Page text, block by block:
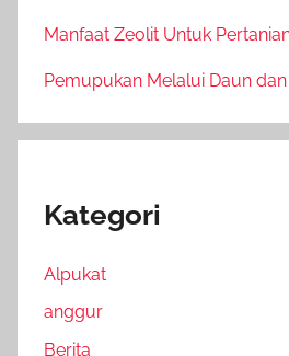
Manfaat Zeolit Untuk
Pemupukan Melalui Daun
Kategori
Alpukat
anggur
Berita